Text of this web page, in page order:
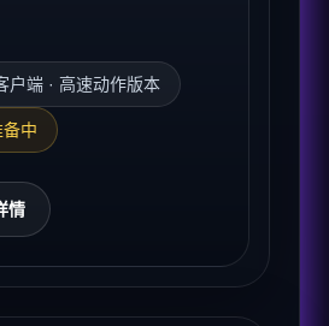
户端 · 高速动作版本
中
情